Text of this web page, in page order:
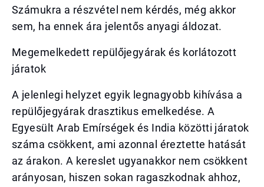
Számukra a részvétel nem kérdés, még akkor
sem, ha ennek ára jelentős anyagi áldozat.
Megemelkedett repülőjegyárak és korlátozott
járatok
A jelenlegi helyzet egyik legnagyobb kihívása a
repülőjegyárak drasztikus emelkedése. A
Egyesült Arab Emírségek és India közötti járatok
száma csökkent, ami azonnal éreztette hatását
az árakon. A kereslet ugyanakkor nem csökkent
arányosan, hiszen sokan ragaszkodnak ahhoz,